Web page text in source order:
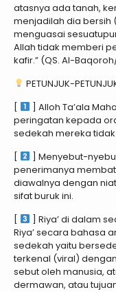
atasnya ada tanah,
menjadilah dia bersih
menguasai
Allah tidak memberi
kafir.” (QS. Al-
PETUNJUK-
[
] Alloh Ta’ala
peringatan kepada
sedekah mereka
[
] Menyebut-
penerimanya
diawalnya dengan
sifat buruk ini.
[
] Riya’ di dalam
Riya’ secara bahasa
sedekah yaitu
terkenal (viral)
sebut oleh manusia,
dermawan, atau